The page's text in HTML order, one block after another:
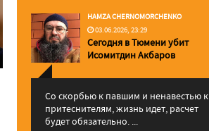
HAMZA CHERNOMORCHENKO
03.06.2026, 23:29
Сегодня в Тюмени убит
Исомитдин Акбаров
Со скорбью к павшим и ненавестью к
притеснителям, жизнь идет, расчет
будет обязательно. ...